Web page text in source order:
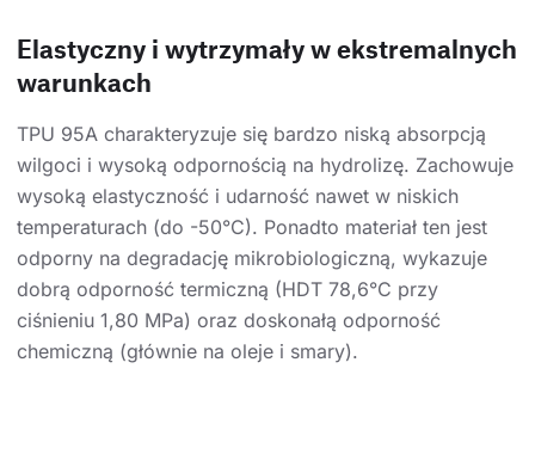
Elastyczny i wytrzymały w ekstremalnych
warunkach
TPU 95A charakteryzuje się bardzo niską absorpcją
wilgoci i wysoką odpornością na hydrolizę. Zachowuje
wysoką elastyczność i udarność nawet w niskich
temperaturach (do -50°C). Ponadto materiał ten jest
odporny na degradację mikrobiologiczną, wykazuje
dobrą odporność termiczną (HDT 78,6°C przy
ciśnieniu 1,80 MPa) oraz doskonałą odporność
chemiczną (głównie na oleje i smary).